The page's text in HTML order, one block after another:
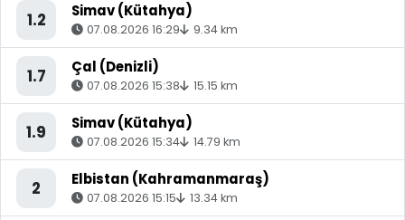
1.2 Simav (Kütahya)
07.08.2026 16:29 9.34 km
1.7 Çal (Denizli)
07.08.2026 15:38 15.15 km
1.9 Simav (Kütahya)
07.08.2026 15:34 14.79 km
2 Elbistan (Kahramanmaraş)
07.08.2026 15:15 13.34 km